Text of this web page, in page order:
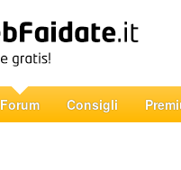
Forum Consigli